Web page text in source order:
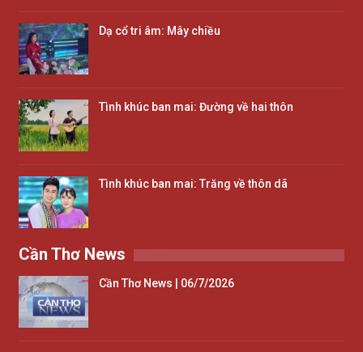
Dạ cổ tri âm: Mây chiều
Tình khúc ban mai: Đường về hai thôn
Tình khúc ban mai: Trăng về thôn dã
Cần Thơ News
Cần Thơ News | 06/7/2026